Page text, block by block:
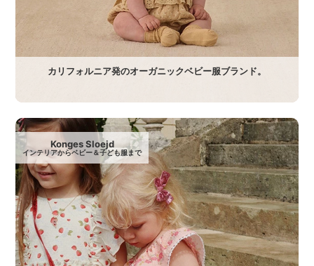
カリフォルニア発のオーガニックベビー服ブランド。
Konges Sloejd
インテリアからベビー＆子ども服まで